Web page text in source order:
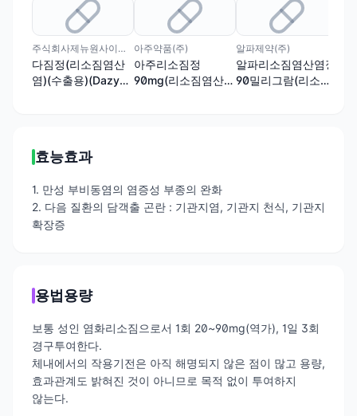
주식회사제뉴원사이언스
다짐정(리소짐염산
염)(수출용)(Dazym
아주약품(주)
아주리소짐정
90mg(리소짐염산
알파제약(주)
알파리소짐염산염정
90밀리그람(리소짐
효능효과
1. 만성 부비동염의 염증성 부종의 완화
2. 다음 질환의 담객출 곤란 : 기관지염, 기관지 천식, 기관지
확장증
용법용량
보통 성인 염화리소짐으로서 1회 20~90mg(역가), 1일 3회
경구투여한다.
체내에서의 작용기전은 아직 해명되지 않은 점이 많고 용량,
효과관계도 밝혀진 것이 아니므로 목적 없이 투여하지
않는다.